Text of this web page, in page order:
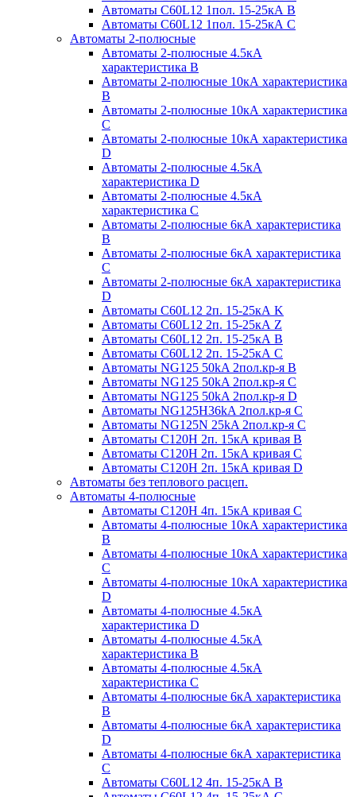
Автоматы С60L12 1пол. 15-25кА В
Автоматы С60L12 1пол. 15-25кА С
Автоматы 2-полюсные
Автоматы 2-полюсные 4.5кА
характеристика В
Автоматы 2-полюсные 10кА характеристика
B
Автоматы 2-полюсные 10кА характеристика
C
Автоматы 2-полюсные 10кА характеристика
D
Автоматы 2-полюсные 4.5кА
характеристика D
Автоматы 2-полюсные 4.5кА
характеристика С
Автоматы 2-полюсные 6кА характеристика
B
Автоматы 2-полюсные 6кА характеристика
C
Автоматы 2-полюсные 6кА характеристика
D
Автоматы C60L12 2п. 15-25кА K
Автоматы C60L12 2п. 15-25кА Z
Автоматы C60L12 2п. 15-25кА B
Автоматы C60L12 2п. 15-25кА C
Автоматы NG125 50kA 2пол.кр-я B
Автоматы NG125 50kA 2пол.кр-я C
Автоматы NG125 50kA 2пол.кр-я D
Автоматы NG125H36kA 2пол.кр-я C
Автоматы NG125N 25kA 2пол.кр-я C
Автоматы С120H 2п. 15кА кривая B
Автоматы С120H 2п. 15кА кривая C
Автоматы С120H 2п. 15кА кривая D
Автоматы без теплового расцеп.
Автоматы 4-полюсные
Автоматы С120H 4п. 15кА кривая C
Автоматы 4-полюсные 10кА характеристика
B
Автоматы 4-полюсные 10кА характеристика
C
Автоматы 4-полюсные 10кА характеристика
D
Автоматы 4-полюсные 4.5кА
характеристика D
Автоматы 4-полюсные 4.5кА
характеристика В
Автоматы 4-полюсные 4.5кА
характеристика С
Автоматы 4-полюсные 6кА характеристика
B
Автоматы 4-полюсные 6кА характеристика
D
Автоматы 4-полюсные 6кА характеристика
С
Автоматы C60L12 4п. 15-25кА B